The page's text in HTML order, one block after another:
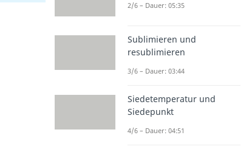
2/6 – Dauer: 05:35
Sublimieren und
resublimieren
3/6 – Dauer: 03:44
Siedetemperatur und
Siedepunkt
4/6 – Dauer: 04:51